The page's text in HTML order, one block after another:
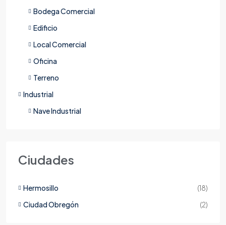
Bodega Comercial
Edificio
Local Comercial
Oficina
Terreno
Industrial
Nave Industrial
Ciudades
Hermosillo
(18)
Ciudad Obregón
(2)